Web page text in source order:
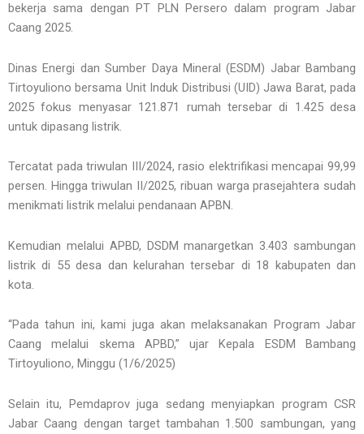
bekerja sama dengan PT PLN Persero dalam program Jabar
Caang 2025.
Dinas Energi dan Sumber Daya Mineral (ESDM) Jabar Bambang
Tirtoyuliono bersama Unit Induk Distribusi (UID) Jawa Barat, pada
2025 fokus menyasar 121.871 rumah tersebar di 1.425 desa
untuk dipasang listrik.
Tercatat pada triwulan III/2024, rasio elektrifikasi mencapai 99,99
persen. Hingga triwulan II/2025, ribuan warga prasejahtera sudah
menikmati listrik melalui pendanaan APBN.
Kemudian melalui APBD, DSDM manargetkan 3.403 sambungan
listrik di 55 desa dan kelurahan tersebar di 18 kabupaten dan
kota.
“Pada tahun ini, kami juga akan melaksanakan Program Jabar
Caang melalui skema APBD,” ujar Kepala ESDM Bambang
Tirtoyuliono, Minggu (1/6/2025)
Selain itu, Pemdaprov juga sedang menyiapkan program CSR
Jabar Caang dengan target tambahan 1.500 sambungan, yang